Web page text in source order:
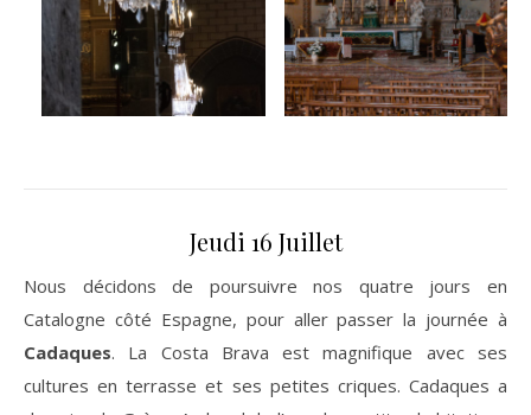
Jeudi 16 Juillet
Nous décidons de poursuivre nos quatre jours en
Catalogne côté Espagne, pour aller passer la journée à
Cadaques. La Costa Brava est magnifique avec ses
cultures en terrasse et ses petites criques. Cadaques a